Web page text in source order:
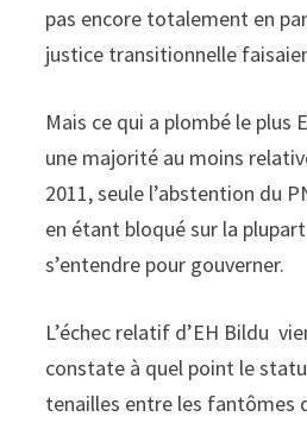
pas encore totalement en
justice transitionnelle
Mais ce qui a plombé le plus
une majorité au moins
2011, seule l’abstention du
en étant bloqué sur la
s’entendre pour gouverner.
L’échec relatif d’EH Bildu
constate à quel point le
tenailles entre les fantômes